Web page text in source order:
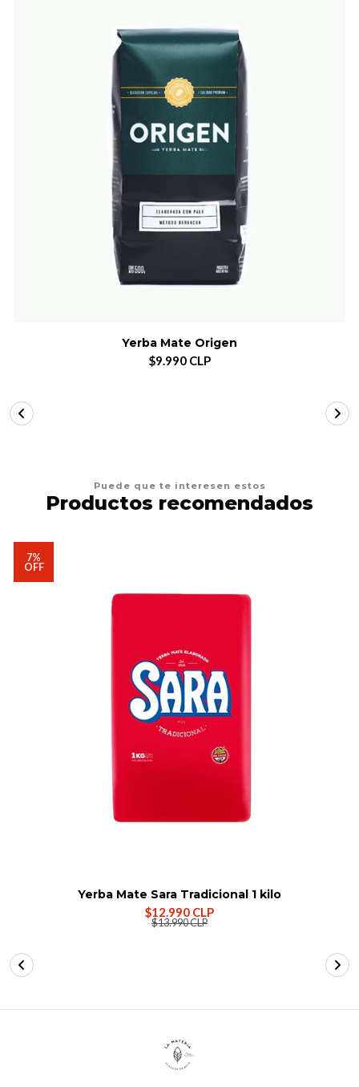
Yerba Mate Origen
$9.990 CLP
Puede que te interesen estos
Productos recomendados
7%
OFF
Yerba Mate Sara Tradicional 1 kilo
$12.990 CLP
$13.990 CLP